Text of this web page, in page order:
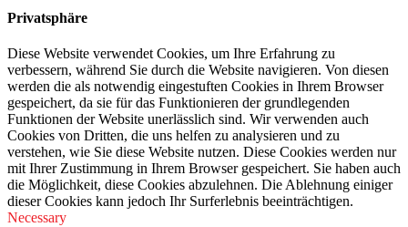
Privatsphäre
Diese Website verwendet Cookies, um Ihre Erfahrung zu
verbessern, während Sie durch die Website navigieren. Von diesen
werden die als notwendig eingestuften Cookies in Ihrem Browser
gespeichert, da sie für das Funktionieren der grundlegenden
Funktionen der Website unerlässlich sind. Wir verwenden auch
Cookies von Dritten, die uns helfen zu analysieren und zu
verstehen, wie Sie diese Website nutzen. Diese Cookies werden nur
mit Ihrer Zustimmung in Ihrem Browser gespeichert. Sie haben auch
die Möglichkeit, diese Cookies abzulehnen. Die Ablehnung einiger
dieser Cookies kann jedoch Ihr Surferlebnis beeinträchtigen.
Necessary